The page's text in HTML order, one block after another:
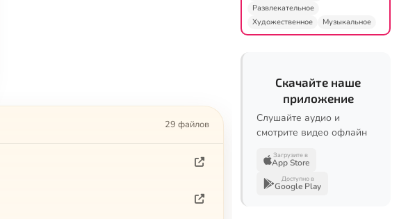
29 файлов
Развлекательное
Художественное
Музыкальное
Скачайте наше
приложение
Слушайте аудио и
смотрите видео офлайн
Загрузите в
App Store
Доступно в
Google Play